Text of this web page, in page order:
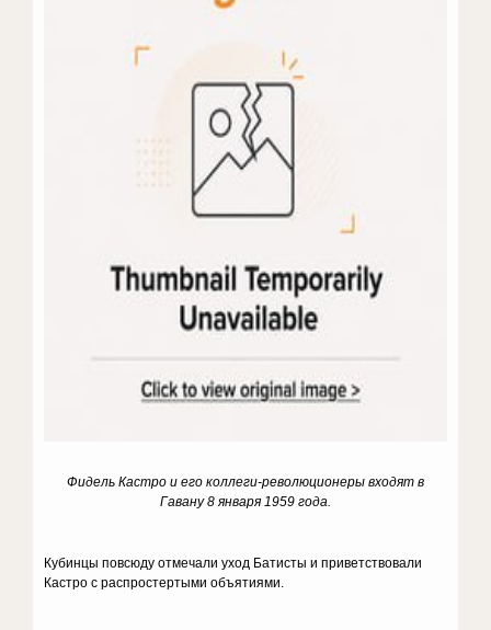
Фидель Кастро и его коллеги-революционеры входят в
Гавану 8 января 1959 года.
Кубинцы повсюду отмечали уход Батисты и приветствовали
Кастро с распростертыми объятиями.